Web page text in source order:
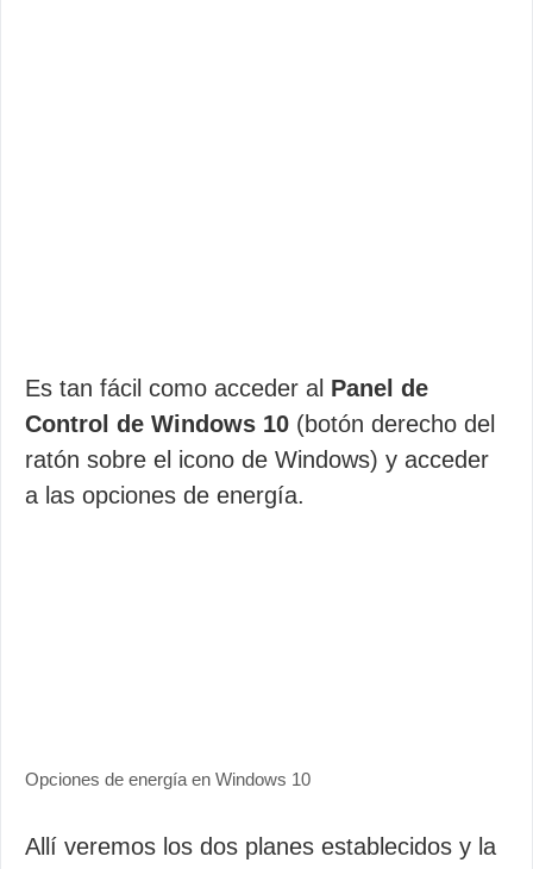
Es tan fácil como acceder al Panel de
Control de Windows 10 (botón derecho del
ratón sobre el icono de Windows) y acceder
a las opciones de energía.
Opciones de energía en Windows 10
Allí veremos los dos planes establecidos y la